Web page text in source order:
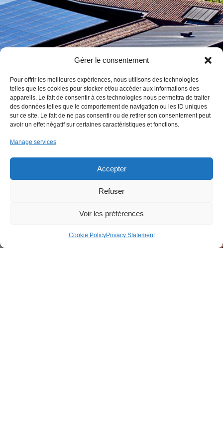
Gérer le consentement
Pour offrir les meilleures expériences, nous utilisons des technologies
telles que les cookies pour stocker et/ou accéder aux informations des
appareils. Le fait de consentir à ces technologies nous permettra de traiter
des données telles que le comportement de navigation ou les ID uniques
sur ce site. Le fait de ne pas consentir ou de retirer son consentement peut
avoir un effet négatif sur certaines caractéristiques et fonctions.
Manage services
Accepter
Refuser
Voir les préférences
Cookie PolicyPrivacy Statement